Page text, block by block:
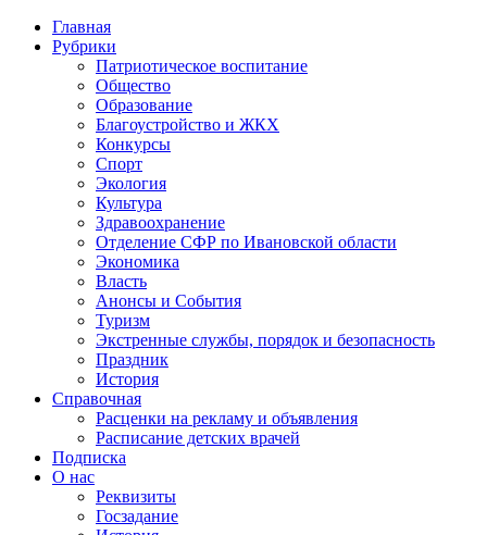
Главная
Рубрики
Патриотическое воспитание
Общество
Образование
Благоустройство и ЖКХ
Конкурсы
Спорт
Экология
Культура
Здравоохранение
Отделение СФР по Ивановской области
Экономика
Власть
Анонсы и События
Туризм
Экстренные службы, порядок и безопасность
Праздник
История
Справочная
Расценки на рекламу и объявления
Расписание детских врачей
Подписка
О нас
Реквизиты
Госзадание